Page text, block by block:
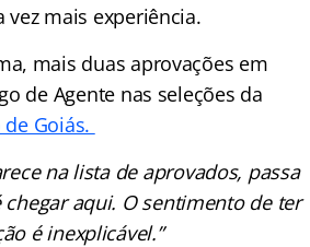
mais experiência.
mais duas aprovações em
de Agente nas seleções da
Goiás.
na lista de aprovados, passa
aqui. O sentimento de ter
é inexplicável.”